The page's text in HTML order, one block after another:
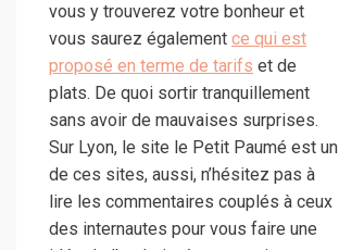
vous y trouverez votre bonheur et
vous saurez également ce qui est
proposé en terme de tarifs et de
plats. De quoi sortir tranquillement
sans avoir de mauvaises surprises.
Sur Lyon, le site le Petit Paumé est un
de ces sites, aussi, n’hésitez pas à
lire les commentaires couplés à ceux
des internautes pour vous faire une